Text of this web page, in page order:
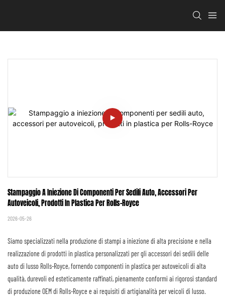
Stampaggio A Iniezione Di Componenti Per Sedili Auto, Accessori Per
Autoveicoli, Prodotti In Plastica Per Rolls-Royce
2026-05-26
Siamo specializzati nella produzione di stampi a iniezione di alta precisione e nella
realizzazione di prodotti in plastica personalizzati per gli accessori dei sedili delle
auto di lusso Rolls-Royce, fornendo componenti in plastica per autoveicoli di alta
qualità, durevoli ed esteticamente raffinati, pienamente conformi ai rigorosi standard
di produzione OEM di Rolls-Royce e ai requisiti di artigianalità per veicoli di lusso.